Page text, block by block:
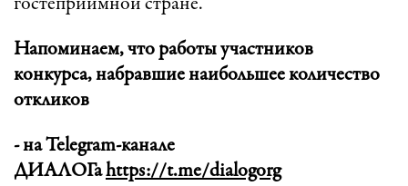
гостеприимной стране.
Напоминаем, что работы участников
конкурса, набравшие наибольшее количество
откликов
- на Telegram-канале
ДИАЛОГаhttps://t.me/dialogorg